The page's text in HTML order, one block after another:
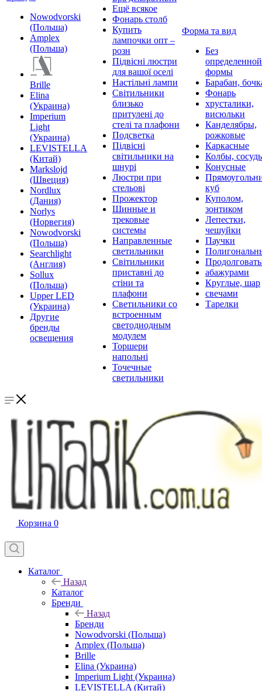
Nowodvorski
(Польша)
Amplex
(Польша)
Brille
Elina
(Украина)
Imperium
Light
(Украина)
LEVISTELLA
(Китай)
Markslojd
(Швеция)
Nordlux
(Дания)
Norlys
(Норвегия)
Nowodvorski
(Польша)
Searchlight
(Англия)
Sollux
(Польша)
Upper LED
(Украина)
Другие
бренды
освещения
Ещё всякое
Фонарь столб
Купить
лампочки опт –
розн
Підвісні люстри
для вашої оселі
Настільні лампи
Світильники
близько
притулені до
стелі та плафони
Подсветка
Підвісні
світильники на
шнурі
Люстри при
стельові
Прожектор
Шинные и
трековые
системы
Направленные
светильники
Світильники
приставні до
стіни та
плафони
Светильники со
встроенным
светодиодным
модулем
Торшери
напольні
Точечные
светильники
Форма та вид
Без
определенной
формы
Барабан,
Фонарь
хрусталики,
висюльки
Канделябры,
рожковые
Каркасные
Колбы,
Конусные
куб
Куполом,
зонтиком
Лепестки,
чешуйки
Паучки
абажурами
Круглые, шар
свечами
Тарелки
Корзина 0
Каталог
Назад
Каталог
Бренди
Назад
Бренди
Nowodvorski (Польша)
Amplex (Польша)
Brille
Elina (Украина)
Imperium Light (Украина)
LEVISTELLA (Китай)